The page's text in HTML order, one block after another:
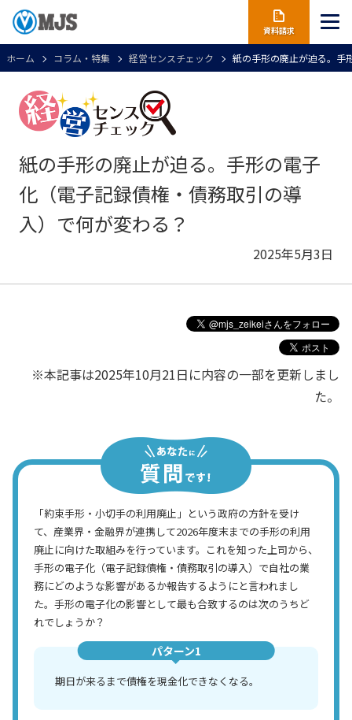
資料請求
ホーム コラム・特集 経営センスチェック 紙の手形の廃止が迫る。手
紙の手形の廃止が迫る。手形の電子
化（電子記録債権・債務取引の導
入）で何が変わる？
2025年5月3日
※本記事は2025年10月21日に内容の一部を更新しまし
た。
「約束手形・小切手の利用廃止」という政府の方針を受け
て、産業界・金融界が連携して2026年度末までの手形の利用
廃止に向けた取組みを行っています。これを知った上司から、
手形の電子化（電子記録債権・債務取引の導入）で自社の業
務にどのような影響があるか報告するようにと言われまし
た。手形の電子化の影響として最も合致するのは次のうちど
れでしょうか？
パターン1
期日が来るまで債権を現金化できなくなる。